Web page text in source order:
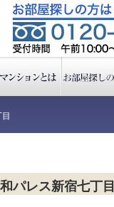
パレス新宿七丁